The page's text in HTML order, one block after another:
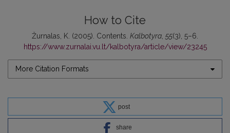
How to Cite
Žurnalas, K. (2005). Contents. Kalbotyra 55(3), 5–6.
https://www.zurnalai.vu.lt/kalbotyra/article/view/23245
More Citation Formats
post
share